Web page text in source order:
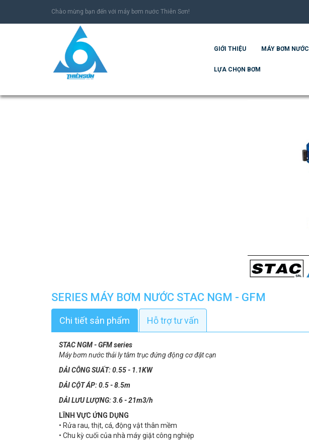
Chào mừng bạn đến với máy bơm nước Thiên Sơn!
GIỚI THIỆU MÁY BƠM NƯỚC
LỰA CHỌN BƠM
SERIES MÁY BƠM NƯỚC STAC NGM - GFM
Chi tiết sản phẩm Hỗ trợ tư vấn
STAC NGM - GFM series
Máy bơm nước thải ly tâm trục đứng động cơ đặt cạn
DẢI CÔNG SUẤT: 0.55 - 1.1KW
DẢI CỘT ÁP: 0.5 - 8.5m
DẢI LƯU LƯỢNG: 3.6 - 21m3/h
LĨNH VỰC ỨNG DỤNG
• Rửa rau, thịt, cá, động vật thân mềm
• Chu kỳ cuối của nhà máy giặt công nghiệp